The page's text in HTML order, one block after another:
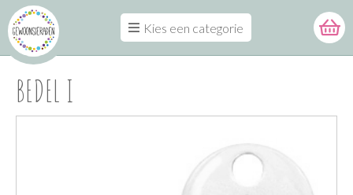
Kies een categorie
BEDEL I